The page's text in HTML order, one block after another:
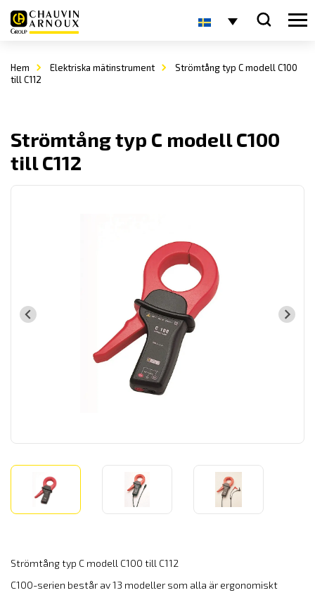
Hem Elektriska mätinstrument
Strömtång typ C modell C100
till C112
Strömtång typ C modell C100
till C112
Strömtång typ C modell C100 till C112
C100-serien består av 13 modeller som alla är ergonomiskt